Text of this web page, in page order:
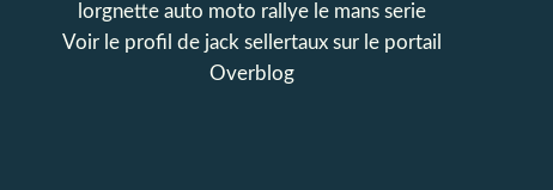
lorgnette auto moto rallye le mans serie
Voir le profil de jack sellertauxsur le portail
Overblog